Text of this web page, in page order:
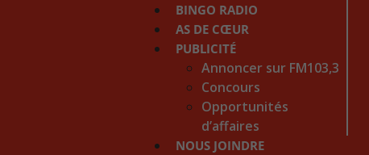
BINGO RADIO
AS DE CŒUR
PUBLICITÉ
Annoncer sur FM103,3
Concours
Opportunités
d’affaires
NOUS JOINDRE